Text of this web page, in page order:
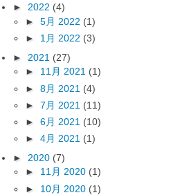
► 2022 (4)
► 5月 2022 (1)
► 1月 2022 (3)
► 2021 (27)
► 11月 2021 (1)
► 8月 2021 (4)
► 7月 2021 (11)
► 6月 2021 (10)
► 4月 2021 (1)
► 2020 (7)
► 11月 2020 (1)
► 10月 2020 (1)